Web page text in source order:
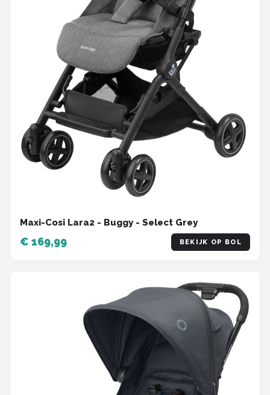
Maxi-Cosi Lara2 - Buggy - Select Grey
€ 169,99 BEKIJK OP BOL